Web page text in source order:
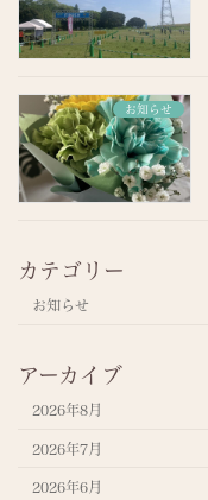
お知らせ
カテゴリー
お知らせ
アーカイブ
2026年8月
2026年7月
2026年6月